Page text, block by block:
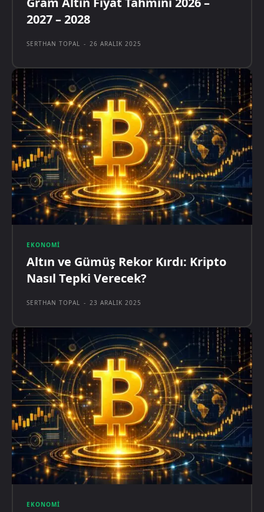
2027 – 2028
SERTHAN TOPAL - 26 ARALIK 2025
EKONOMI
Altın ve Gümüş Rekor Kırdı: Kripto
Nasıl Tepki Verecek?
SERTHAN TOPAL - 23 ARALIK 2025
EKONOMI